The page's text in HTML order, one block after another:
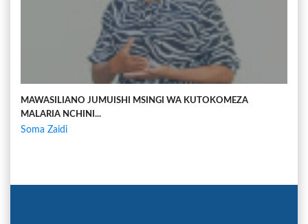
MAWASILIANO JUMUISHI MSINGI WA KUTOKOMEZA
MALARIA NCHINI...
Soma Zaidi